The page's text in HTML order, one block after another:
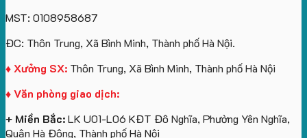
MST: 0108958687
ĐC: Thôn Trung, Xã Bình Minh, Thành phố Hà Nội.
♦ Xưởng SX: Thôn Trung, Xã Bình Minh, Thành phố Hà Nội
♦ Văn phòng giao dịch:
+ Miền Bắc:LK U01-L06 KĐT Đô Nghĩa, Phường Yên Nghĩa,
Quận Hà Đông, Thành phố Hà Nội